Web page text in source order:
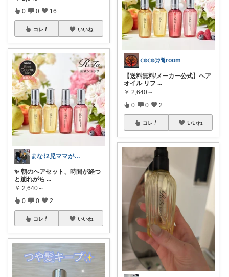
0 0 16
コレ いいね
まな⌇2児ママが目指すゆとりある暮らし
✨ 朝のヘアセット、時間が経つ
と崩れがち ...
￥ 2,640～
0 0 2
コレ いいね
𝕔𝕠𝕔𝕠@🐈room
【送料無料/メーカー公式】ヘア
オイル リフ ...
￥ 2,640～
0 0 2
コレ いいね